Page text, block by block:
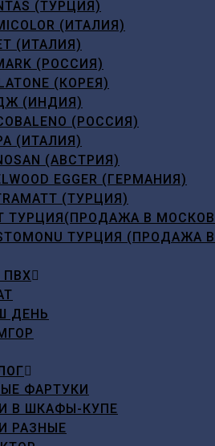
(ТУРЦИЯ)
(ИТАЛИЯ)
(ИТАЛИЯ)
(РОССИЯ)
(КОРЕЯ)
(ИНДИЯ)
(РОССИЯ)
(ИТАЛИЯ)
(АВСТРИЯ)
EGGER (ГЕРМАНИЯ)
(ТУРЦИЯ)
ТУРЦИЯ(ПРОДАЖА В
ТУРЦИЯ
ПВХ
ДЕНЬ
ФАРТУКИ
В ШКАФЫ-КУПЕ
РАЗНЫЕ